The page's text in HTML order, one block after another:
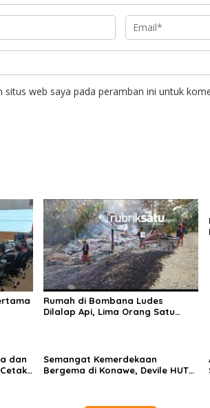
situs web saya pada peramban ini untuk
Rumah di Bombana Ludes
Dilalap Api, Lima Orang Satu
dan
Semangat Kemerdekaan
Bergema di Konawe, Devile HUT